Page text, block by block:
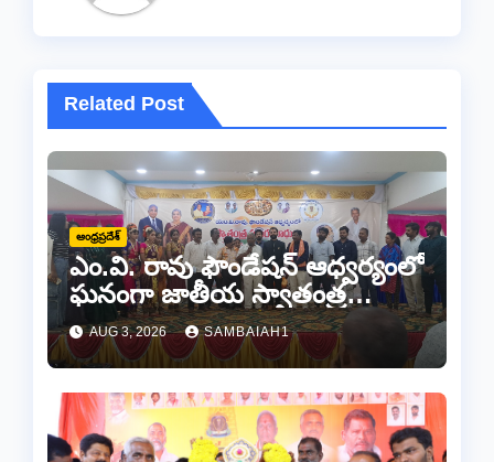
Related Post
ఆంధ్రప్రదేశ్
ఎం.వి. రావు ఫౌండేషన్ ఆధ్వర్యంలో
ఘనంగా జాతీయ స్వాతంత్ర
సమరయోధుల పురస్కారాలు
ప్రధానోత్సవం వేడుకలు
AUG 3, 2026 SAMBAIAH1